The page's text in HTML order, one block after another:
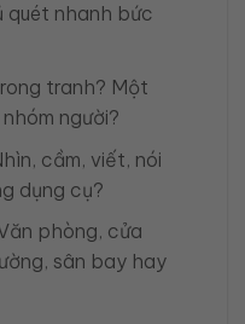
quét nhanh bức
tranh? Một
người?
cầm, viết, nói
dụng cụ?
phòng, cửa
sân bay hay